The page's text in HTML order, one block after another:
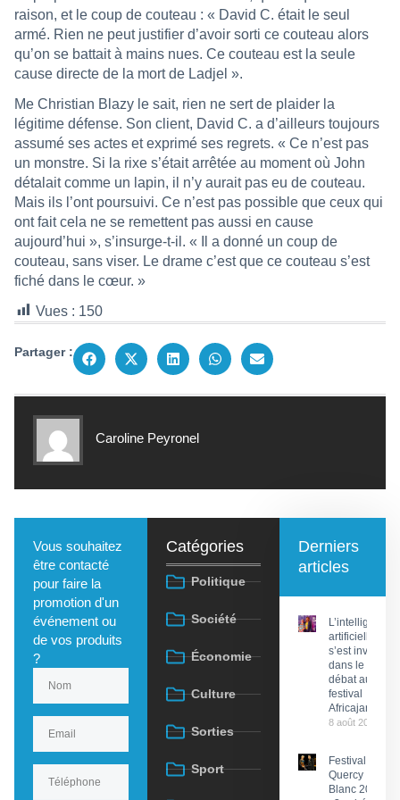
raison, et le coup de couteau : « David C. était le seul
armé. Rien ne peut justifier d’avoir sorti ce couteau alors
qu’on se battait à mains nues. Ce couteau est la seule
cause directe de la mort de Ladjel ».
Me Christian Blazy le sait, rien ne sert de plaider la
légitime défense. Son client, David C. a d’ailleurs toujours
assumé ses actes et exprimé ses regrets. « Ce n’est pas
un monstre. Si la rixe s’était arrêtée au moment où John
détalait comme un lapin, il n’y aurait pas eu de couteau.
Mais ils l’ont poursuivi. Ce n’est pas possible que ceux qui
ont fait cela ne se remettent pas aussi en cause
aujourd’hui », s’insurge-t-il. « Il a donné un coup de
couteau, sans viser. Le drame c’est que ce couteau s’est
fiché dans le cœur. »
Vues : 150
Partager :
Caroline Peyronel
Vous souhaitez
être contacté
pour faire la
promotion d'un
événement ou
de vos produits
?
Catégories
Politique
Société
Économie
Culture
Sorties
Sport
Derniers
articles
L’intelligence
artificielle
s’est invitée
dans le
débat au
festival
Africajarc
8 août 2026
Festival du
Quercy
Blanc 2026